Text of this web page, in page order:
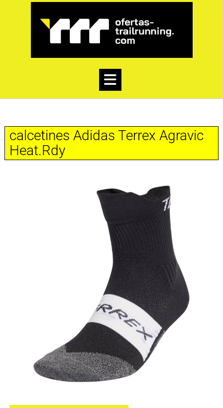
calcetines Adidas Terrex Agravic
Heat.Rdy